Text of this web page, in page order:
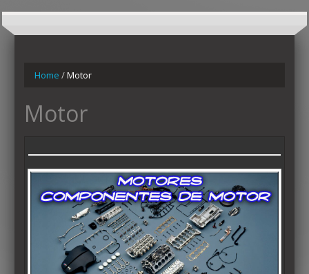
Home /Motor
Motor